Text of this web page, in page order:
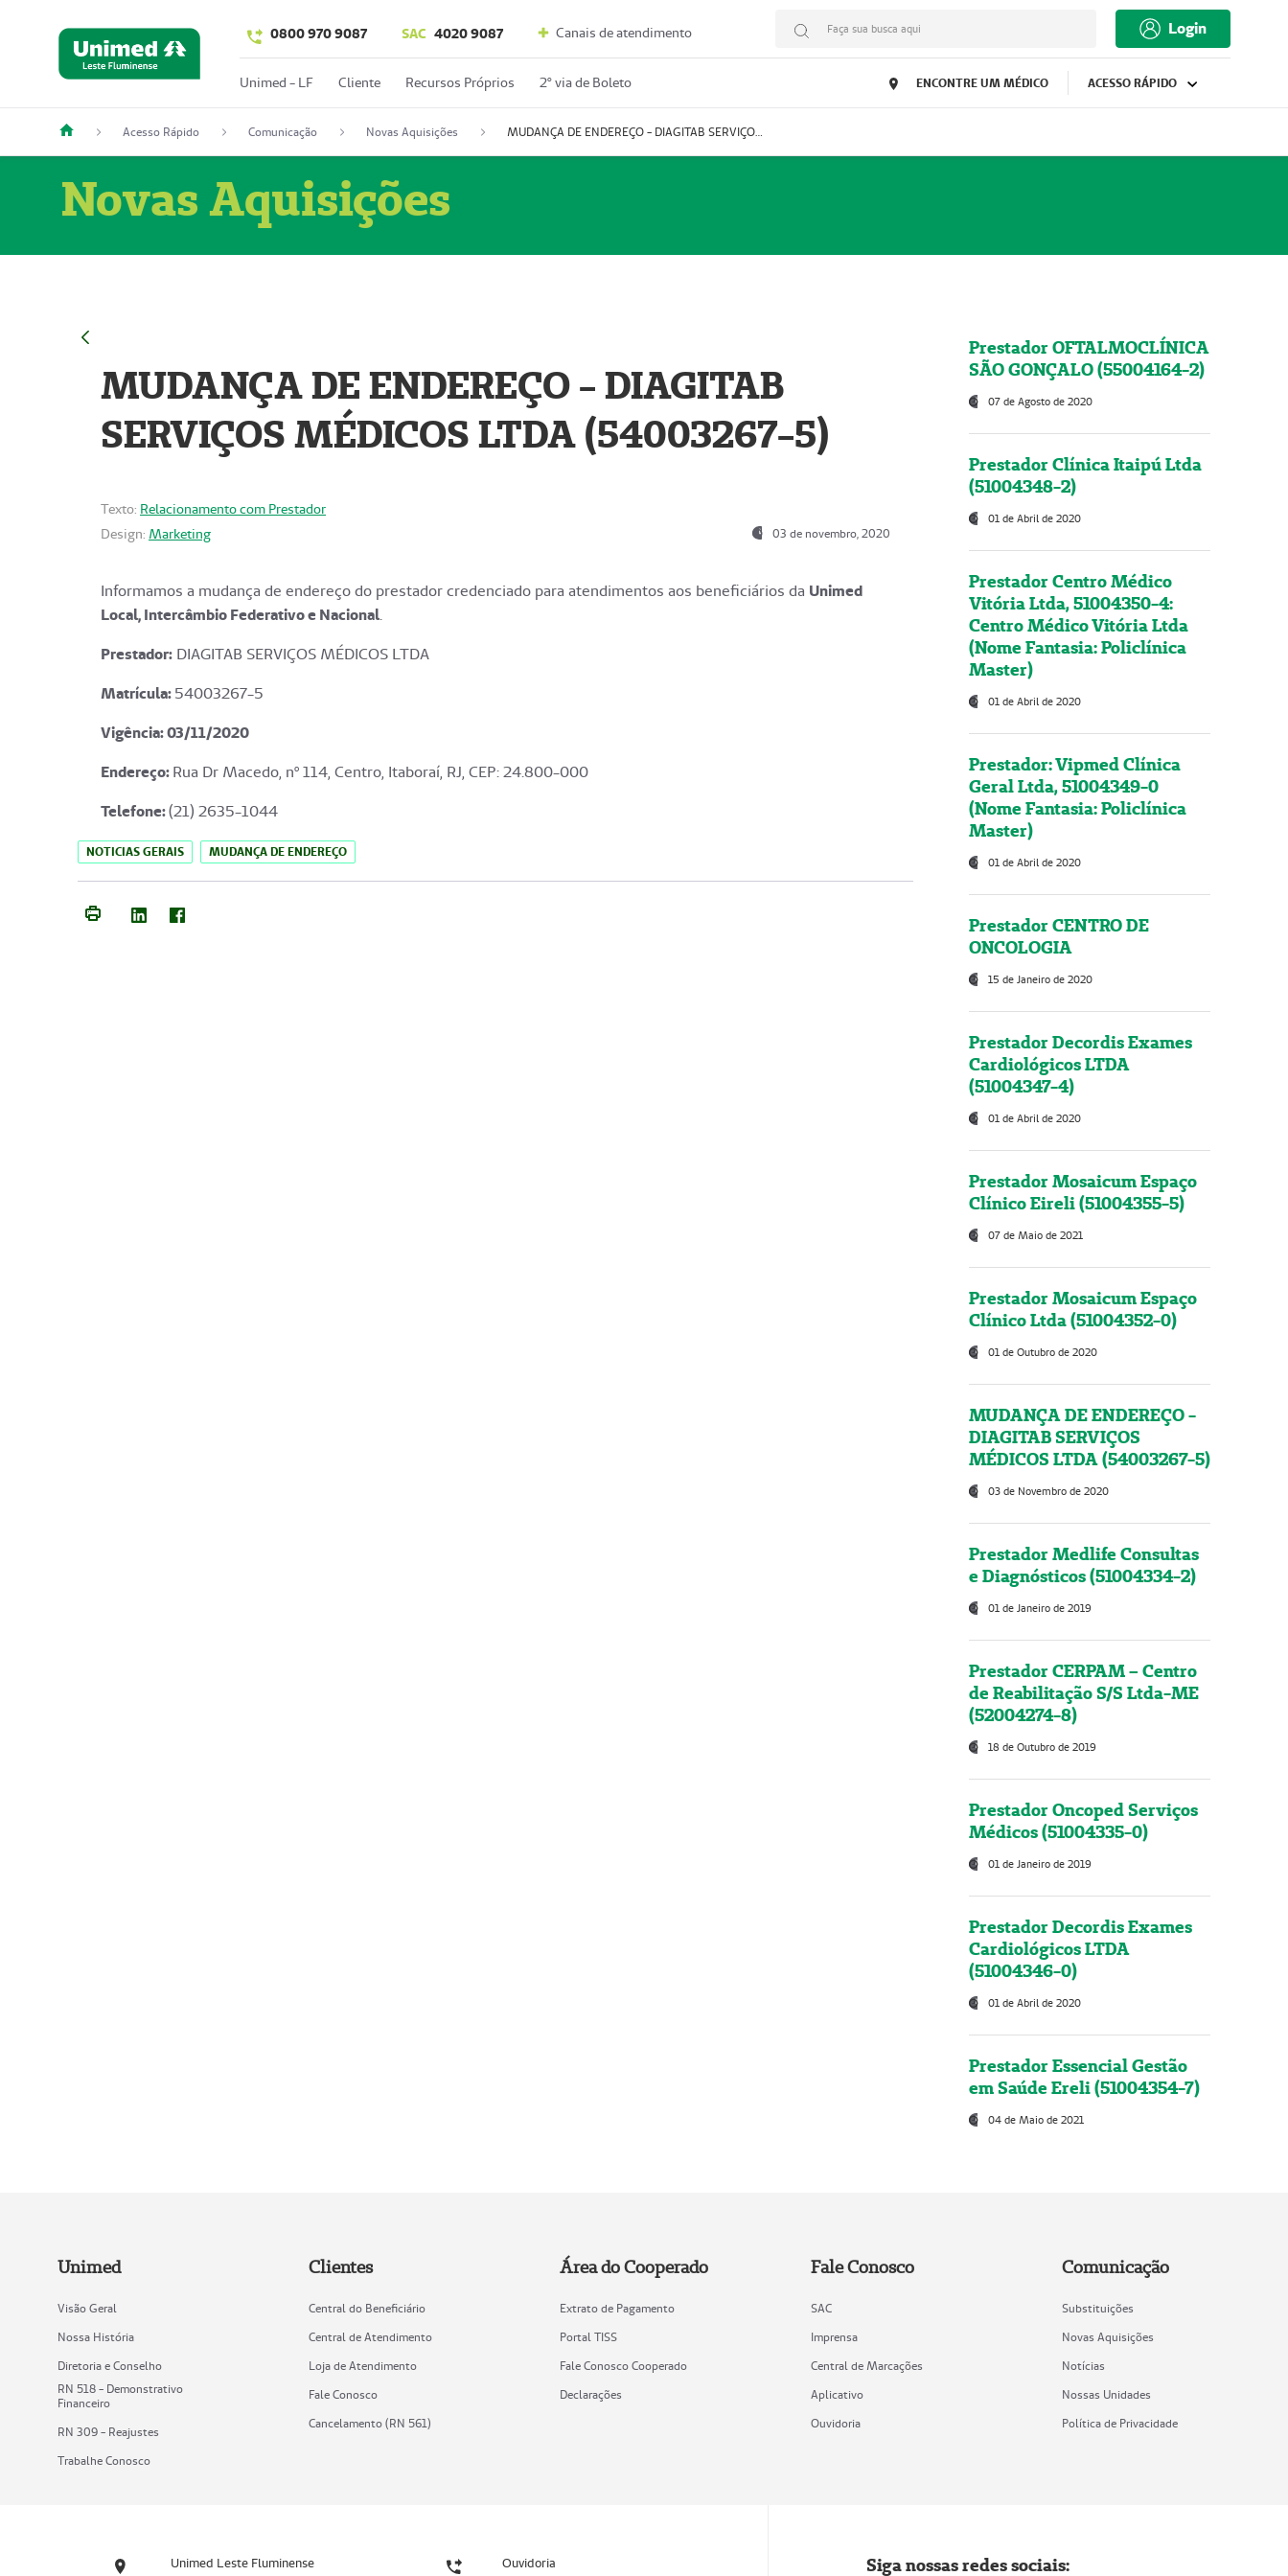
0800 970 9087 SAC 4020 9087 Canais de atendimento Faça sua busca aqui Login
Unimed - LF Cliente Recursos Próprios 2º via de Boleto ENCONTRE UM MÉDICO ACESSO RÁPIDO
Acesso Rápido Comunicação Novas Aquisições MUDANÇA DE ENDEREÇO - DIAGITAB SERVIÇOS MÉDICOS LTDA (54003267-5)
Novas Aquisições
MUDANÇA DE ENDEREÇO - DIAGITAB
SERVIÇOS MÉDICOS LTDA (54003267-5)
Texto: Relacionamento com Prestador
Design: Marketing 03 de novembro, 2020
Informamos a mudança de endereço do prestador credenciado para atendimentos aos beneficiários da Unimed
Local, Intercâmbio Federativo e Nacional.
Prestador: DIAGITAB SERVIÇOS MÉDICOS LTDA
Matrícula:54003267-5
Vigência: 03/11/2020
Endereço:Rua Dr Macedo, nº 114, Centro, Itaboraí, RJ, CEP: 24.800-000
Telefone:(21) 2635-1044
NOTICIAS GERAIS MUDANÇA DE ENDEREÇO
Prestador OFTALMOCLÍNICA
SÃO GONÇALO (55004164-2)
07 de Agosto de 2020
Prestador Clínica Itaipú Ltda
(51004348-2)
01 de Abril de 2020
Prestador Centro Médico
Vitória Ltda, 51004350-4:
Centro Médico Vitória Ltda
(Nome Fantasia: Policlínica
Master)
01 de Abril de 2020
Prestador: Vipmed Clínica
Geral Ltda, 51004349-0
(Nome Fantasia: Policlínica
Master)
01 de Abril de 2020
Prestador CENTRO DE
ONCOLOGIA
15 de Janeiro de 2020
Prestador Decordis Exames
Cardiológicos LTDA
(51004347-4)
01 de Abril de 2020
Prestador Mosaicum Espaço
Clínico Eireli (51004355-5)
07 de Maio de 2021
Prestador Mosaicum Espaço
Clínico Ltda (51004352-0)
01 de Outubro de 2020
MUDANÇA DE ENDEREÇO -
DIAGITAB SERVIÇOS
MÉDICOS LTDA (54003267-5)
03 de Novembro de 2020
Prestador Medlife Consultas
e Diagnósticos (51004334-2)
01 de Janeiro de 2019
Prestador CERPAM – Centro
de Reabilitação S/S Ltda-ME
(52004274-8)
18 de Outubro de 2019
Prestador Oncoped Serviços
Médicos (51004335-0)
01 de Janeiro de 2019
Prestador Decordis Exames
Cardiológicos LTDA
(51004346-0)
01 de Abril de 2020
Prestador Essencial Gestão
em Saúde Ereli (51004354-7)
04 de Maio de 2021
Unimed
Visão Geral
Nossa História
Diretoria e Conselho
RN 518 - Demonstrativo
Financeiro
RN 309 - Reajustes
Trabalhe Conosco
Clientes
Central do Beneficiário
Central de Atendimento
Loja de Atendimento
Fale Conosco
Cancelamento (RN 561)
Área do Cooperado
Extrato de Pagamento
Portal TISS
Fale Conosco Cooperado
Declarações
Fale Conosco
SAC
Imprensa
Central de Marcações
Aplicativo
Ouvidoria
Comunicação
Substituições
Novas Aquisições
Notícias
Nossas Unidades
Política de Privacidade
Unimed Leste Fluminense Ouvidoria Siga nossas redes sociais: